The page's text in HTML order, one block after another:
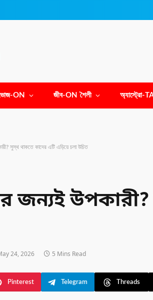
ON জীব-ON শৈলী অ্যাস্ট্রো-
সুস্থ থাকতে কাদের এটি এড়িয়ে চলা উচিত
উপকারী?
24, 2026 5 Mins Read
Pinterest Telegram Threads